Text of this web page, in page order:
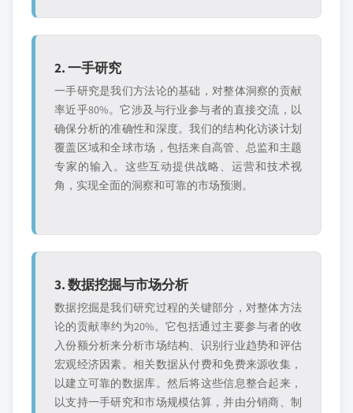
2. 一手研究
一手研究是我们方法论的基础，对整体洞察的贡献
率近乎80%。它涉及与行业参与者的直接交流，以
确保分析的准确性和深度。我们的结构化访谈计划
覆盖区域和全球市场，包括来自高管、总监和主题
专家的输入。这些互动提供战略、运营和技术视
角，实现全面的洞察和可靠的市场预测。
3. 数据挖掘与市场分析
数据挖掘是我们研究过程的关键部分，对整体方法
论的贡献率约为20%。它包括通过主要参与者的收
入份额分析来分析市场结构、识别行业趋势和评估
宏观经济因素。相关数据从付费和免费来源收集，
以建立可靠的数据库。然后将这些信息整合起来，
以支持一手研究和市场规模估算，并由分销商、制